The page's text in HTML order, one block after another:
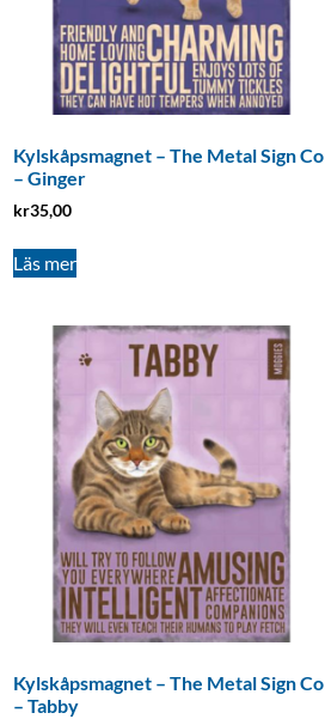
Kylskåpsmagnet – The Metal Sign Co
– Ginger
kr35,00
Läs mer
Kylskåpsmagnet – The Metal Sign Co
– Tabby